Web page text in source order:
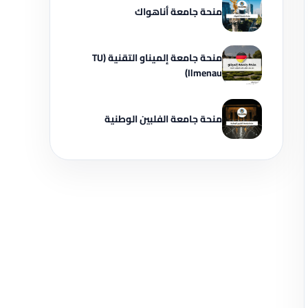
منحة جامعة أناهواك
منحة جامعة إلميناو التقنية (TU
Ilmenau)
منحة جامعة الفلبين الوطنية